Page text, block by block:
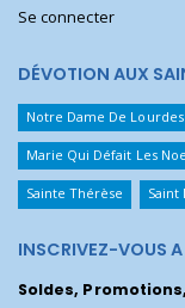
Se connecter
DÉVOTION AUX
Notre Dame De Lourdes
Marie Qui Défait Les
Sainte Thérèse Saint
INSCRIVEZ-VOUS A
Soldes,